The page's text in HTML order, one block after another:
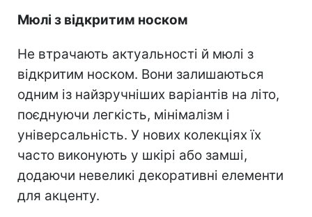
Мюлі з відкритим носком
Не втрачають актуальності й мюлі з
відкритим носком. Вони залишаються
одним із найзручніших варіантів на літо,
поєднуючи легкість, мінімалізм і
універсальність. У нових колекціях їх
часто виконують у шкірі або замші,
додаючи невеликі декоративні елементи
для акценту.